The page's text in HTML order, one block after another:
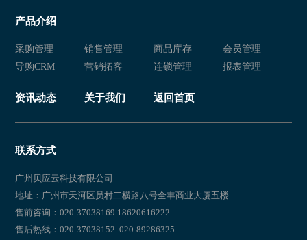
服装行业进销存 服装进销存软件 服装行业管理软件
服装店铺进销存管理软件 服装店进销存软件 服装门店进销存系统
服装销售进销存软件哪个好 服装店收银软件哪个好 服装销售管理系
服装行业软件 服装进销存系统 服装erp软件
服装行业进销存软件 服装进销存软件 进销存服装版服装ERP软件 服装店进销存软件
产品介绍
采购管理 销售管理 商品库存
会员管理
导购CRM
营销拓客 连锁管理 报表管理
资讯动态 关于我们 返回首页
联系方式
广州贝应云科技有限公司
地址：广州市天河区员村二横路八号全丰商业大厦五楼
售前咨询：020-37038169 18620616222
售后热线：020-37038152 020-89286325